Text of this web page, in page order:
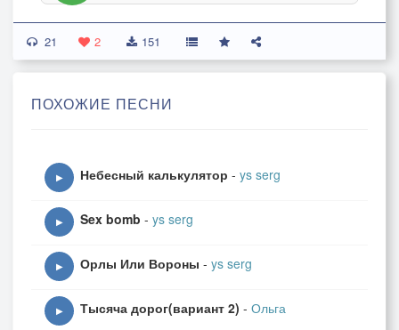
21 2 151
ПОХОЖИЕ ПЕСНИ
▶ Небесный калькулятор - ys serg
▶ Sex bomb - ys serg
▶ Орлы Или Вороны - ys serg
▶ Тысяча дорог(вариант 2) - Ольга